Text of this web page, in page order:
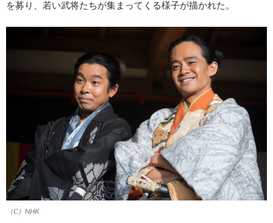
を募り、若い武将たちが集まってくる様子が描かれた。
（C）NHK